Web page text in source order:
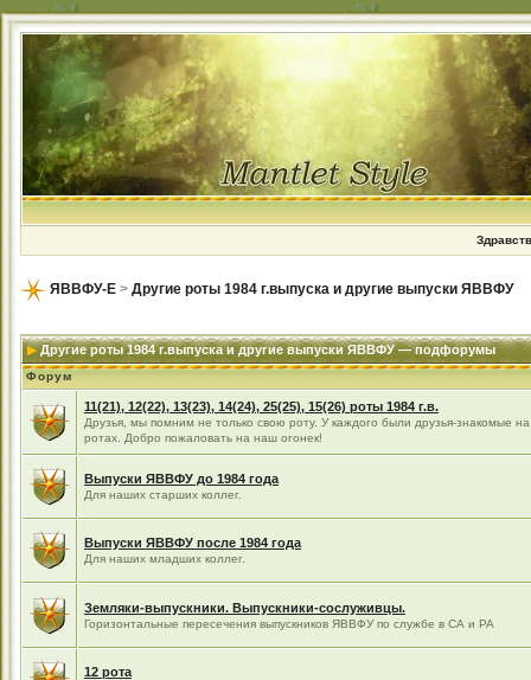
ЯВВФУ-Е > Другие роты 1984 г.выпуска и другие выпуски ЯВВФУ
Другие роты 1984 г.выпуска и другие выпуски ЯВВФУ — подфорумы
Форум
11(21), 12(22), 13(23), 14(24), 25(25), 15(26) роты 1984 г.в.
Друзья, мы помним не только свою роту. У каждого были друзья-знакомые
ротах. Добро пожаловать на наш огонек!
Выпуски ЯВВФУ до 1984 года
Для наших старших коллег.
Выпуски ЯВВФУ после 1984 года
Для наших младших коллег.
Земляки-выпускники. Выпускники-сослуживцы.
Горизонтальные пересечения выпускников ЯВВФУ по службе в СА и РА
12 рота